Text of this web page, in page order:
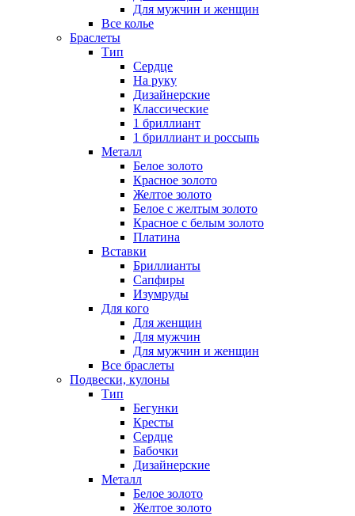
Для мужчин и женщин
Все колье
Браслеты
Тип
Сердце
На руку
Дизайнерские
Классические
1 бриллиант
1 бриллиант и россыпь
Металл
Белое золото
Красное золото
Желтое золото
Белое с желтым золото
Красное с белым золото
Платина
Вставки
Бриллианты
Сапфиры
Изумруды
Для кого
Для женщин
Для мужчин
Для мужчин и женщин
Все браслеты
Подвески, кулоны
Тип
Бегунки
Кресты
Сердце
Бабочки
Дизайнерские
Металл
Белое золото
Желтое золото